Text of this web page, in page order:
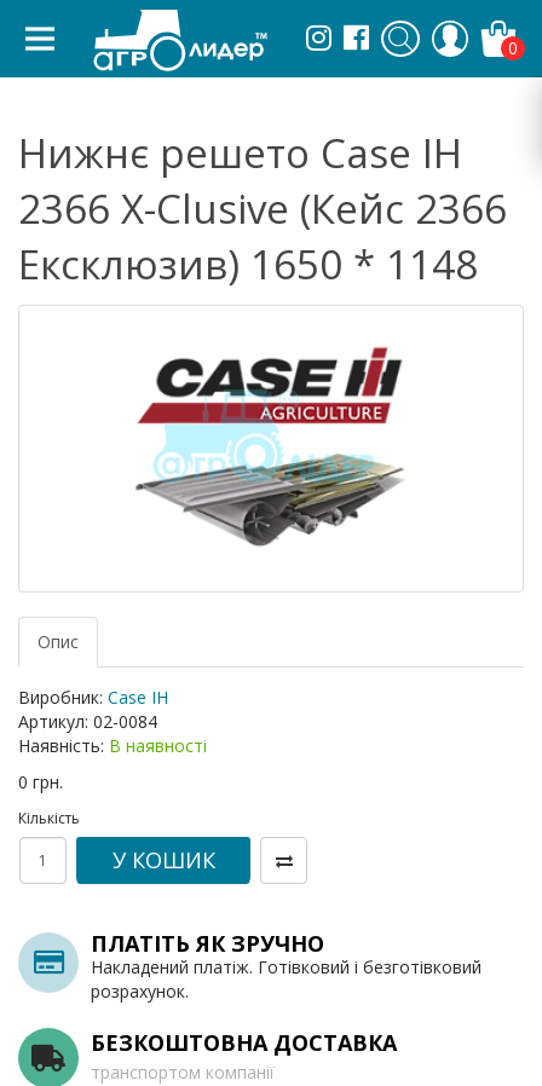
0
Нижнє решето Case IH
2366 X-Clusive (Кейс 2366
Ексклюзив) 1650 * 1148
Опис
Виробник: Case IH
Артикул: 02-0084
Наявність: В наявності
0 грн.
Кількість
У КОШИК
ПЛАТІТЬ ЯК ЗРУЧНО
Накладений платіж. Готівковий і безготівковий
розрахунок.
БЕЗКОШТОВНА ДОСТАВКА
транспортом компанії